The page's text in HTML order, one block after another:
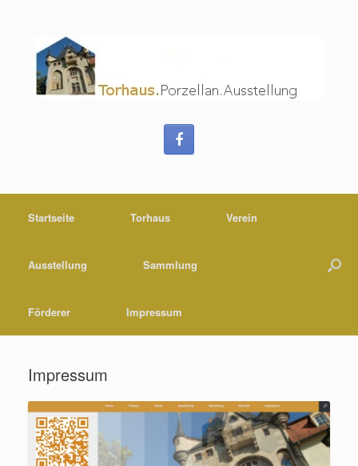
Startseite Torhaus Verein
Ausstellung Sammlung
Förderer Impressum
Impressum